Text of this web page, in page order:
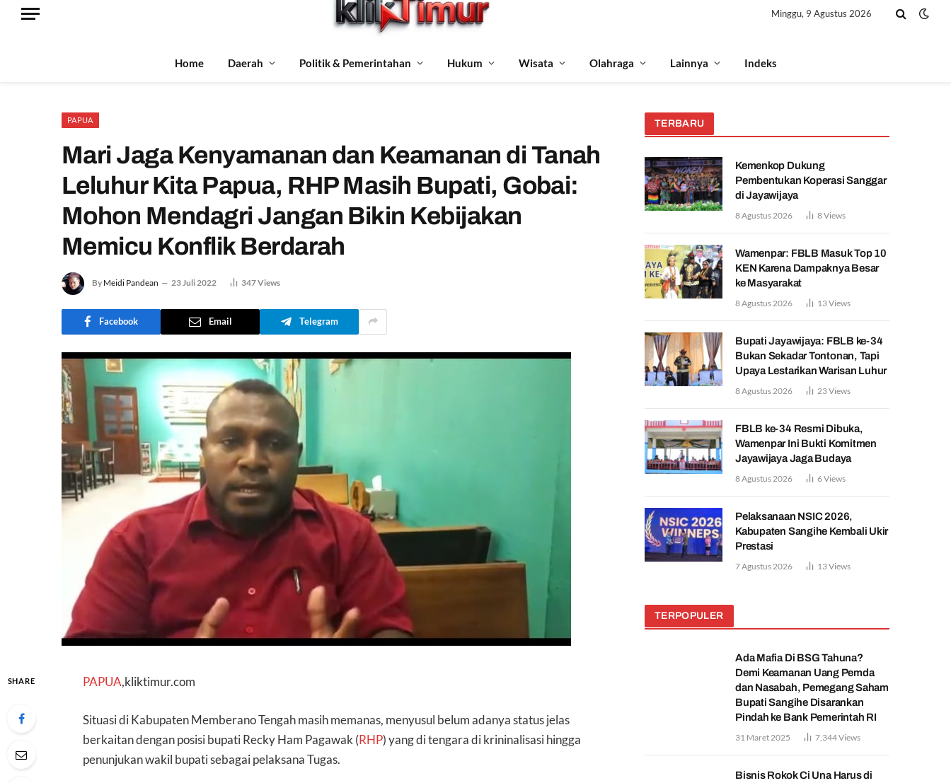
Minggu, 9 Agustus 2026
Home Daerah Politik & Pemerintahan Hukum Wisata Olahraga Lainnya Indeks
PAPUA
Mari Jaga Kenyamanan dan Keamanan di Tanah
Leluhur Kita Papua, RHP Masih Bupati, Gobai:
Mohon Mendagri Jangan Bikin Kebijakan
Memicu Konflik Berdarah
By Meidi Pandean 23 Juli 2022 347Views
Facebook Email Telegram
SHARE PAPUA,kliktimur.com
Situasi di Kabupaten Memberano Tengah masih memanas, menyusul belum adanya status jelas
berkaitan dengan posisi bupati Recky Ham Pagawak (RHP) yang di tengara di krininalisasi hingga
penunjukan wakil bupati sebagai pelaksana Tugas.
TERBARU
Kemenkop Dukung
Pembentukan Koperasi Sanggar
di Jayawijaya
8 Agustus 2026 8Views
Wamenpar: FBLB Masuk Top 10
KEN Karena Dampaknya Besar
ke Masyarakat
8 Agustus 2026 13Views
Bupati Jayawijaya: FBLB ke-34
Bukan Sekadar Tontonan, Tapi
Upaya Lestarikan Warisan Luhur
8 Agustus 2026 23Views
FBLB ke-34 Resmi Dibuka,
Wamenpar Ini Bukti Komitmen
Jayawijaya Jaga Budaya
8 Agustus 2026 6Views
Pelaksanaan NSIC 2026,
Kabupaten Sangihe Kembali Ukir
Prestasi
7 Agustus 2026 13Views
TERPOPULER
Ada Mafia Di BSG Tahuna?
Demi Keamanan Uang Pemda
dan Nasabah, Pemegang Saham
Bupati Sangihe Disarankan
Pindah ke Bank Pemerintah RI
31 Maret 2025 7,344Views
Bisnis Rokok Ci Una Harus di